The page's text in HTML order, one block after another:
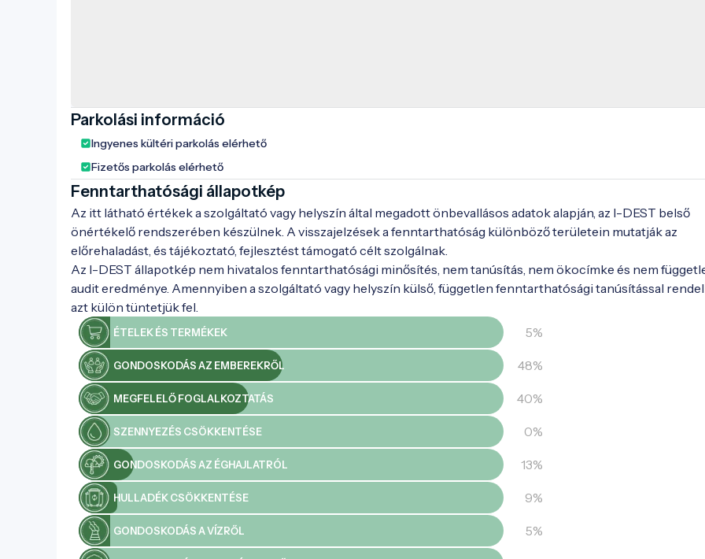
Parkolási információ
Ingyenes kültéri parkolás elérhető
Fizetős parkolás elérhető
Fenntarthatósági állapotkép
Az itt látható értékek a szolgáltató vagy helyszín által megadott önbevallásos adatok alapján, az I-DEST belső
önértékelő rendszerében készülnek. A visszajelzések a fenntarthatóság különböző területein mutatják az
előrehaladást, és tájékoztató, fejlesztést támogató célt szolgálnak.
Az I-DEST állapotkép nem hivatalos fenntarthatósági minősítés, nem tanúsítás, nem ökocímke és nem
audit eredménye. Amennyiben a szolgáltató vagy helyszín külső, független fenntarthatósági tanúsítással
azt külön tüntetjük fel.
ÉTELEK ÉS TERMÉKEK 5%
GONDOSKODÁS AZ EMBEREKRŐL 48%
MEGFELELŐ FOGLALKOZTATÁS 40%
SZENNYEZÉS CSÖKKENTÉSE 0%
GONDOSKODÁS AZ ÉGHAJLATRÓL 13%
HULLADÉK CSÖKKENTÉSE 9%
GONDOSKODÁS A VÍZRŐL 5%